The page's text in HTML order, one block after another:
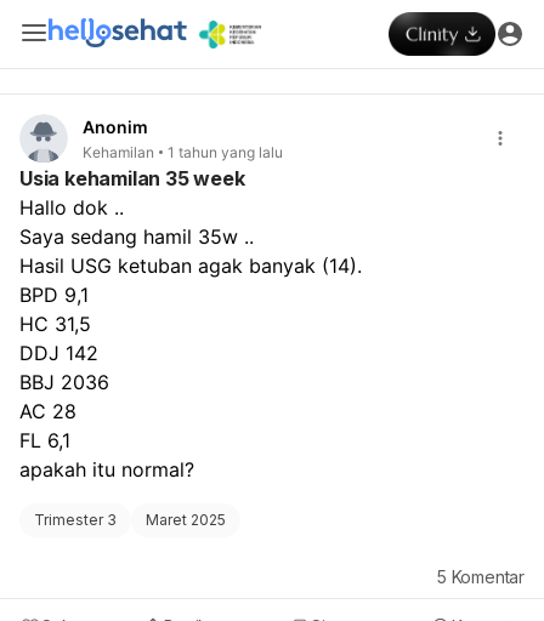
Anonim
Kehamilan 1 tahun yang lalu
Usia kehamilan 35 week
Hallo dok ..
Saya sedang hamil 35w ..
Hasil USG ketuban agak banyak (14).
BPD 9,1
HC 31,5
DDJ 142
BBJ 2036
AC 28
FL 6,1
apakah itu normal?
Trimester 3 Maret 2025
5 Komentar